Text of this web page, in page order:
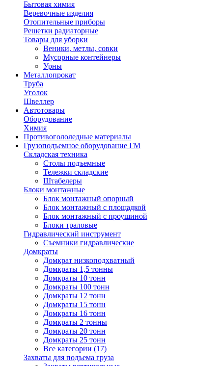
Бытовая химия
Веревочные изделия
Отопительные приборы
Решетки радиаторные
Товары для уборки
Веники, метлы, совки
Мусорные контейнеры
Урны
Металлопрокат
Труба
Уголок
Швеллер
Автотовары
Оборудование
Химия
Противогололедные материалы
Грузоподъемное оборудование ГМ
Складская техника
Столы подъемные
Тележки складские
Штабелеры
Блоки монтажные
Блок монтажный опорный
Блок монтажный с площадкой
Блок монтажный с проушиной
Блоки траловые
Гидравлический инструмент
Съемники гидравлические
Домкраты
Домкрат низкоподхватный
Домкраты 1,5 тонны
Домкраты 10 тонн
Домкраты 100 тонн
Домкраты 12 тонн
Домкраты 15 тонн
Домкраты 16 тонн
Домкраты 2 тонны
Домкраты 20 тонн
Домкраты 25 тонн
Все категории (17)
Захваты для подъема груза